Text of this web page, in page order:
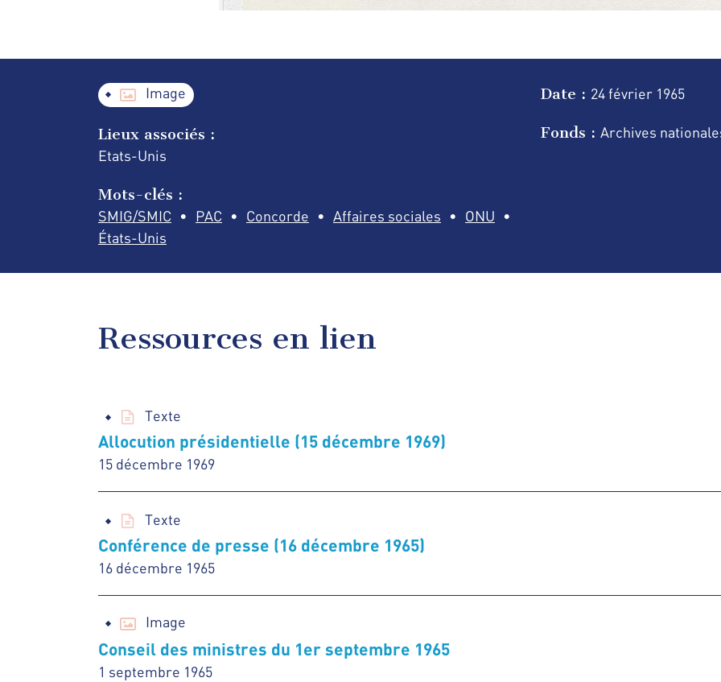
Image
Lieux associés :
Etats-Unis
Mots-clés :
SMIG/SMIC PAC Concorde Affaires sociales
ONU
États-Unis
Date : 24 février 1965
Fonds : Archives
Ressources en lien
Texte
Allocution présidentielle (15 décembre 1969)
15 décembre 1969
Texte
Conférence de presse (16 décembre 1965)
16 décembre 1965
Image
Conseil des ministres du 1er septembre 1965
1 septembre 1965